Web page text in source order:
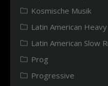
Kosmische Musik
Latin American
Latin American Slow
Prog
Progressive